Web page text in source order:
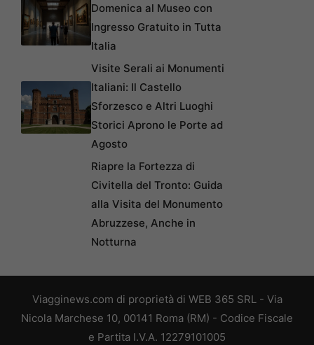
Domenica al Museo con
Ingresso Gratuito in Tutta
Italia
Visite Serali ai Monumenti
Italiani: Il Castello
Sforzesco e Altri Luoghi
Storici Aprono le Porte ad
Agosto
Riapre la Fortezza di
Civitella del Tronto: Guida
alla Visita del Monumento
Abruzzese, Anche in
Notturna
Viagginews.com di proprietà di WEB 365 SRL - Via
Nicola Marchese 10, 00141 Roma (RM) - Codice Fiscale
e Partita I.V.A. 12279101005